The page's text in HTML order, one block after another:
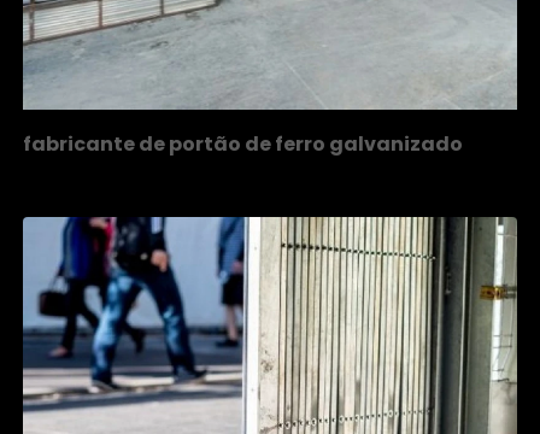
fabricante de portão de ferro galvanizado